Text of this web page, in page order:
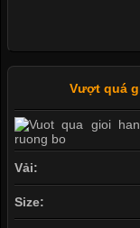
Vượt quá
Vải:
Size: